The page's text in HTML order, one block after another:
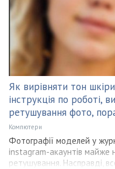
Як вирівняти тон
інструкція по роботі,
ретушування фото,
Компютери
Фотографії моделей у
instagram-акаунтів майже
ретушування. Насправді,